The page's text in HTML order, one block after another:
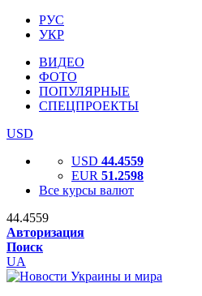
РУС
УКР
ВИДЕО
ФОТО
ПОПУЛЯРНЫЕ
СПЕЦПРОЕКТЫ
USD
USD 44.4559
EUR 51.2598
Все курсы валют
44.4559
Авторизация
Поиск
UA